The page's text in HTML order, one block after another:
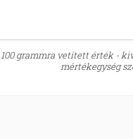
100 grammra vetített érték -
mértékegység